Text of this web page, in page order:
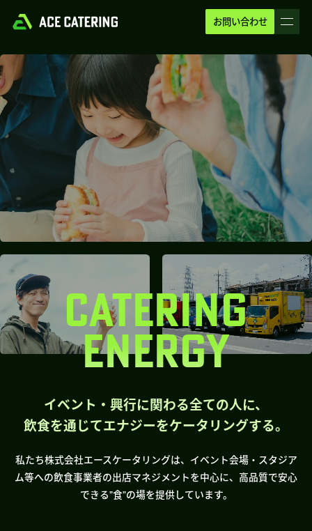
お問い合わせ
CATERING
ENERGY
イベント・興行に関わる全ての人に、
飲食を通じてエナジーをケータリングする。
私たち株式会社エースケータリングは、イベント会場・スタジア
ム等への飲食事業者の出店マネジメントを中心に、高品質で安心
できる”食”の場を提供しています。